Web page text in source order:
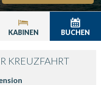
KABINEN BUCHEN
KREUZFAHRT